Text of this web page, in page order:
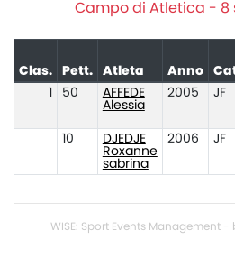
Campo di Atletica - 8
Clas. Pett. Atleta Anno
50
AFFEDE
Alessia
2005 JF
10
DJEDJE
Roxanne
sabrina
2006 JF
WISE: Sport Events Management -